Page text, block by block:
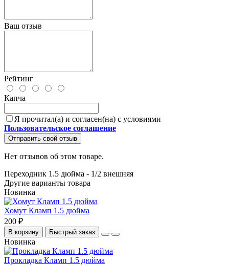
Ваш отзыв
Рейтинг
Капча
Я прочитал(а) и согласен(на) с условиями
Пользовательское соглашение
Отправить свой отзыв
Нет отзывов об этом товаре.
Переходник 1.5 дюйма - 1/2 внешняя
Другие варианты товара
Новинка
Хомут Кламп 1.5 дюйма
200 ₽
В корзину Быстрый заказ
Новинка
Прокладка Кламп 1.5 дюйма